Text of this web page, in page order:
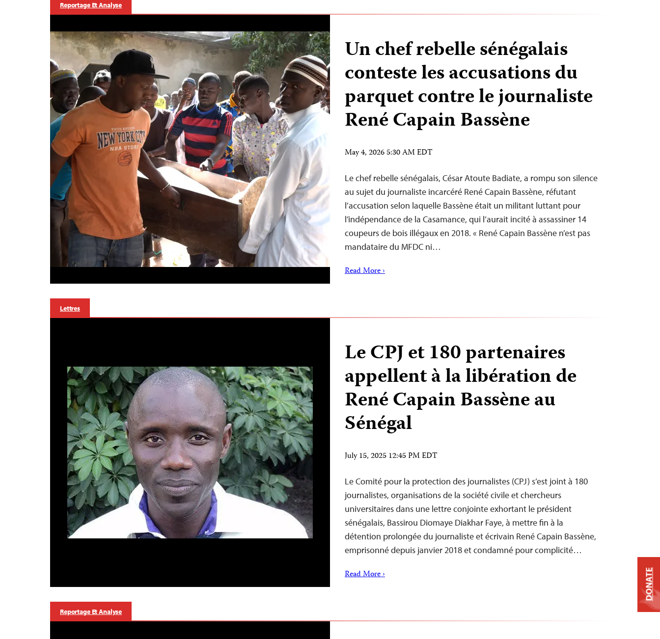
Reportage Et Analyse
Un chef rebelle sénégalais
conteste les accusations du
parquet contre le journaliste
René Capain Bassène
May 4, 2026 5:30 AM EDT
Le chef rebelle sénégalais, César Atoute Badiate, a rompu son silence
au sujet du journaliste incarcéré René Capain Bassène, réfutant
l’accusation selon laquelle Bassène était un militant luttant pour
l’indépendance de la Casamance, qui l’aurait incité à assassiner 14
coupeurs de bois illégaux en 2018. « René Capain Bassène n’est pas
mandataire du MFDC ni…
Read More ›
Lettres
Le CPJ et 180 partenaires
appellent à la libération de
René Capain Bassène au
Sénégal
July 15, 2025 12:45 PM EDT
Le Comité pour la protection des journalistes (CPJ) s’est joint à 180
journalistes, organisations de la société civile et chercheurs
universitaires dans une lettre conjointe exhortant le président
sénégalais, Bassirou Diomaye Diakhar Faye, à mettre fin à la
détention prolongée du journaliste et écrivain René Capain Bassène,
emprisonné depuis janvier 2018 et condamné pour complicité…
Read More ›
Reportage Et Analyse
DONATE